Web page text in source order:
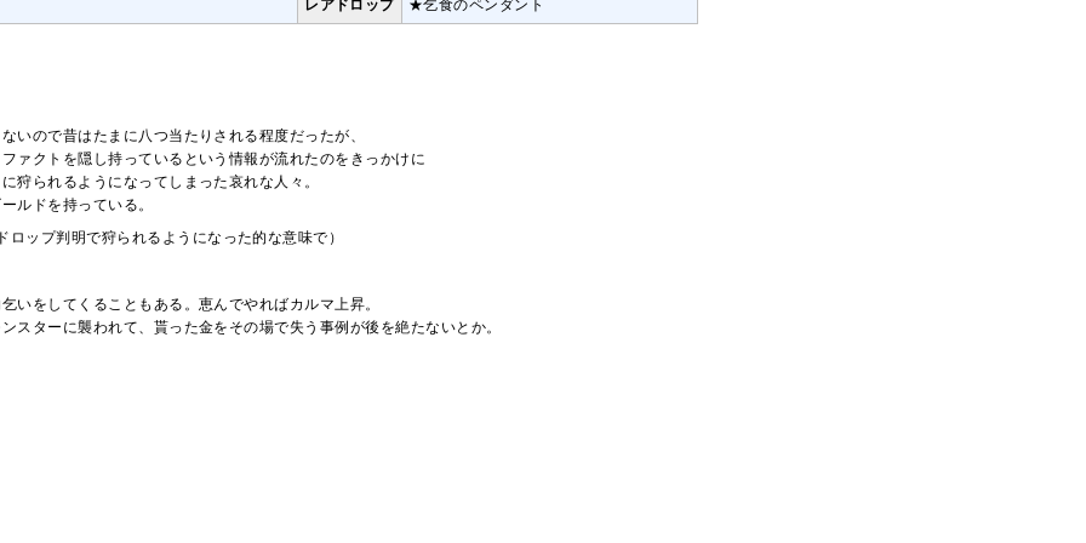
レアドロップ ★乞食のペンダント
いので昔はたまに八つ当たりされる程度だったが、
ァクトを隠し持っているという情報が流れたのをきっかけに
狩られるようになってしまった哀れな人々。
ルドを持っている。
ロップ判明で狩られるようになった的な意味で）
いをしてくることもある。恵んでやればカルマ上昇。
スターに襲われて、貰った金をその場で失う事例が後を絶たないとか。